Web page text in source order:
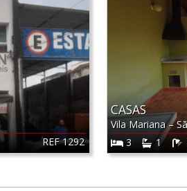
REF 1292
CASAS
Vila Mariana–
3
1